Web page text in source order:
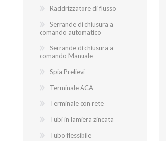
Raddrizzatore di flusso
Serrande di chiusura a
comando automatico
Serrande di chiusura a
comando Manuale
Spia Prelievi
Terminale ACA
Terminale con rete
Tubi in lamiera zincata
Tubo flessibile